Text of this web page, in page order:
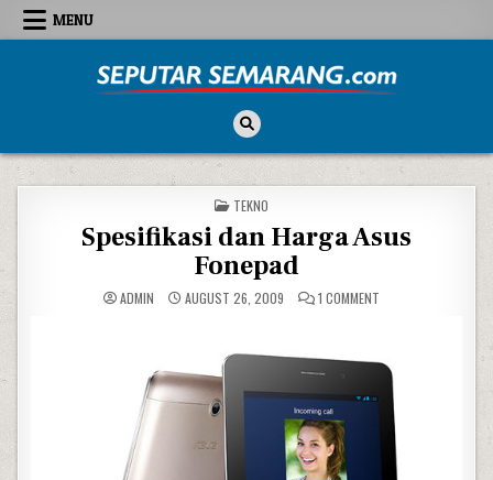
Skip to content
MENU
POSTED IN
TEKNO
Spesifikasi dan Harga Asus
Fonepad
ADMIN AUGUST 26, 2009 1 COMMENTON SPESIFIKASI DAN